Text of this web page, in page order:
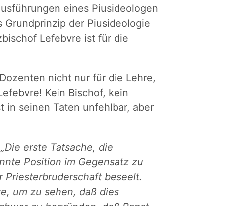
eines Piusideologen
Grundprinzip der Piusideologie
Lefebvre ist für die
nicht nur für die Lehre,
Kein Bischof, kein
in seinen Taten unfehlbar, aber
„Die erste Tatsache, die
Position im Gegensatz zu
Priesterbruderschaft beseelt.
um zu sehen, daß dies